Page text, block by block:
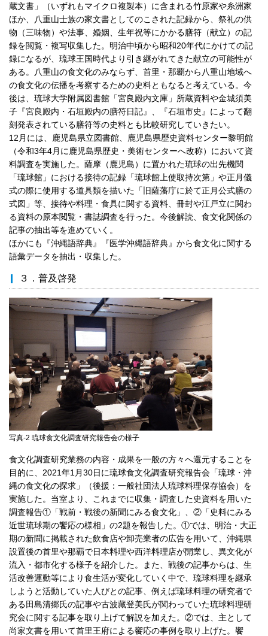
蔵文書」（いずれもマイクロ複製本）に含まれる竹原家や糸洲家
ほか、八重山士族の家文書としてのこされた記録から、祭礼の供
物（三味物）や法事、婚姻、生年祝等にかかる膳符（献立）の記
録を閲覧・複写収集した。明治中頃から昭和20年代にかけての記
録になるが、琉球王国時代より引き継がれてきた献立の可能性が
ある。八重山の食文化のみならず、首里・那覇から八重山地域へ
の食文化の伝播を考察するための史料ともなると考えている。今
後は、琉球大学附属図書館「宮良殿内文庫」所蔵資料や金城須美
子『宮良殿内・石垣殿内の膳符日記』、『石垣市史』によって翻
刻発表されている膳符等の史料とも比較研究していきたい。
12月には、鹿児島県立図書館、鹿児島県歴史資料センター黎明館
（令和3年4月に鹿児島県歴史・美術センターへ改称）において資
料調査を実施した。薩摩（鹿児島）に置かれた琉球の出先機関
「琉球館」における接待の記録「琉球館上使取持次第」や正月儀
式の際に使用する道具類を描いた「旧薩藩庁に於て正月公式膳の
式図」等、接待や料理・食具に関する資料、冊封や江戸立に関わ
る資料の原本閲覧・書誌調査を行った。今後解読、食文化関係の
記事の抽出等を進めていく。
ほかにも『沖縄語辞典』『医学沖縄語辞典』から食文化に関する
語彙データを抽出・収集した。
３．普及啓発
写真-2 琉球食文化調査研究報告会の様子
食文化調査研究業務の内容・成果を一般の方々へ還元することを
目的に、2021年1月30日に琉球食文化調査研究報告会「琉球・沖
縄の食文化の探求」（後援：一般社団法人琉球料理保存協会）を
実施した。当室より、これまでに収集・調査した史資料を用いた
調査報告①「戦前・戦後の新聞にみる食文化」、②「史料にみる
近世琉球期の饗応の様相」の2題を報告した。①では、明治・大正
期の新聞に掲載された飲食店や卸売業者の広告を用いて、沖縄県
設置後の首里や那覇で日本料理や西洋料理店が開業し、異文化が
流入・都市化する様子を紹介した。また、戦後の記事からは、生
活改善運動等により食生活が変化していく中で、琉球料理を継承
しようと活動していた人びとの記事、例えば琉球料理の研究者で
ある田島清郷氏の記事や古波藏登美氏が関わっていた琉球料理研
究会に関する記事を取り上げて解説を加えた。②では、主として
尚家文書を用いて首里王府による饗応の事例を取り上げた。饗